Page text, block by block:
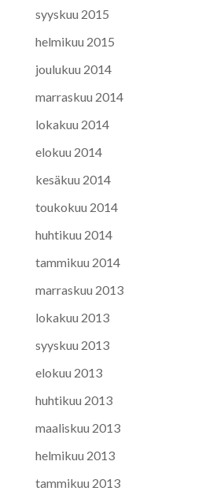
syyskuu 2015
helmikuu 2015
joulukuu 2014
marraskuu 2014
lokakuu 2014
elokuu 2014
kesäkuu 2014
toukokuu 2014
huhtikuu 2014
tammikuu 2014
marraskuu 2013
lokakuu 2013
syyskuu 2013
elokuu 2013
huhtikuu 2013
maaliskuu 2013
helmikuu 2013
tammikuu 2013